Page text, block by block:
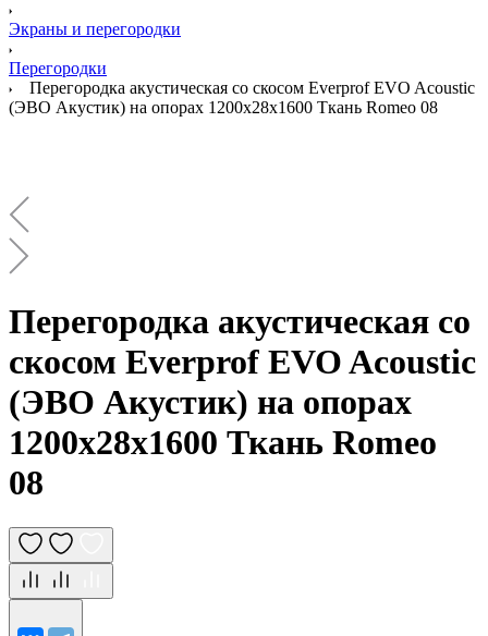
Экраны и перегородки
Перегородки
Перегородка акустическая со скосом Everprof EVO Acoustic
(ЭВО Акустик) на опорах 1200х28х1600 Ткань Romeo 08
Перегородка акустическая со
скосом Everprof EVO Acoustic
(ЭВО Акустик) на опорах
1200х28х1600 Ткань Romeo
08